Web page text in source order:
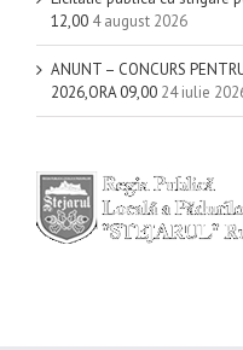
12,00 4 august 2026
ANUNT – CONCURS
2026,ORA 09,00 24 iulie